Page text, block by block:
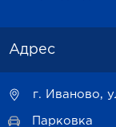
Адрес
г. Иваново,
Парковка